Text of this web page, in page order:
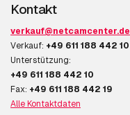
Kontakt
verkauf@netcamcenter.de
Verkauf: +49 611 188 442 10
Unterstützung:
+49 611 188 442 10
Fax: +49 611 188 442 19
Alle Kontaktdaten